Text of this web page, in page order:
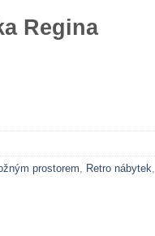
Regina
prostorem, Retro nábytek,